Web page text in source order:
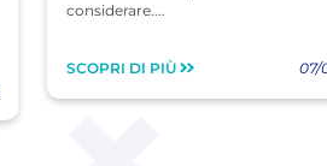
considerare....
SCOPRI DI PIÙ 07/